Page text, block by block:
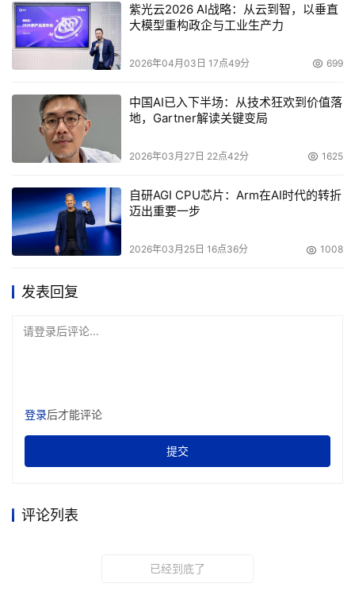
紫光云2026 AI战略：从云到智，以垂直
大模型重构政企与工业生产力
2026年04月03日 17点49分 699
中国AI已入下半场：从技术狂欢到价值落
地，Gartner解读关键变局
2026年03月27日 22点42分 1625
自研AGI CPU芯片：Arm在AI时代的转折
迈出重要一步
2026年03月25日 16点36分 1008
发表回复
请登录后评论...
登录后才能评论
提交
评论列表
已经到底了